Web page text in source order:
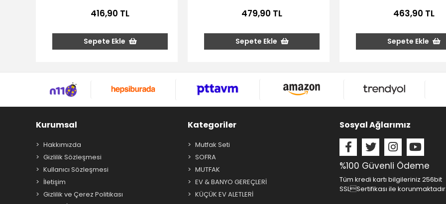
416,90 TL
Sepete Ekle
479,90 TL
Sepete Ekle
463,90 TL
Sepete Ekle
Kurumsal
Hakkımızda
Gizlilik Sözleşmesi
Kullanıcı Sözleşmesi
İletişim
Gizlilik ve Çerez Politikası
Kategoriler
Mutfak Seti
SOFRA
MUTFAK
EV & BANYO GEREÇLERİ
KÜÇÜK EV ALETLERİ
Sosyal Ağlarımız
%100 Güvenli Ödeme
Tüm kredi kartı bilgileriniz 256bit
SSLSertifikası ile korunmaktadır.